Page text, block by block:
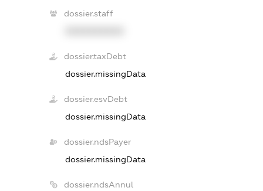
dossier.staff
dossier.taxDebt
dossier.missingData
dossier.esvDebt
dossier.missingData
dossier.ndsPayer
dossier.missingData
dossier.ndsAnnul